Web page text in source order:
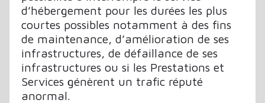
d’hébergement pour les durées les plus
courtes possibles notamment à des fins
de maintenance, d’amélioration de ses
infrastructures, de défaillance de ses
infrastructures ou si les Prestations et
Services génèrent un trafic réputé
anormal.